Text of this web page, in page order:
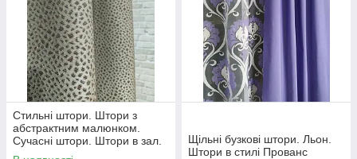
Стильні штори. Штори з
абстрактним малюнком.
Сучасні штори. Штори в зал.
Штори в спальню. Модні
Щільні бузкові штори. Льон.
Штори в стилі Прованс